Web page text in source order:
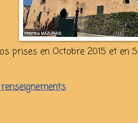
prises en Octobre 2015 et en